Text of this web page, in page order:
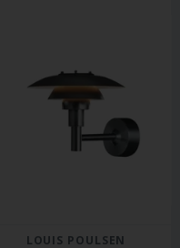
LOUIS POULSEN